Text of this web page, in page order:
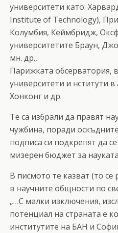
университети като:
Institute of Technology),
Колумбия, Кеймбридж,
университетите Браун,
мн. др.,
Парижката обсерватория,
университети и нститути
Хонконг и др.
Те са избрали да правят
чужбина, поради
подписа си подкрепят да
мизерен бюджет за
В писмото те казват (то
в научните общности по
„…С малки изключения,
потенциал на страната е
институтите на БАН и